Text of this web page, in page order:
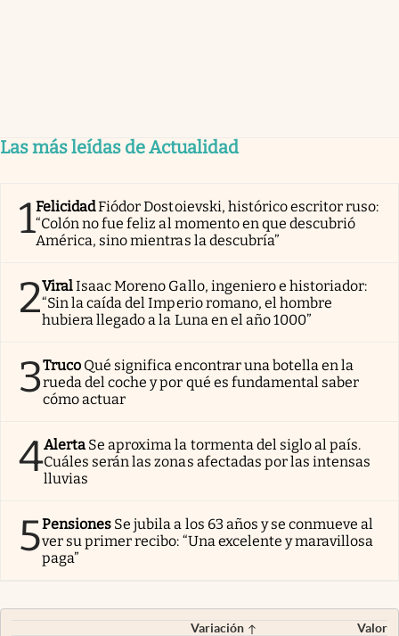
Las más leídas de Actualidad
1FelicidadFiódor Dostoievski, histórico escritor ruso:
“Colón no fue feliz al momento en que descubrió
América, sino mientras la descubría”
2ViralIsaac Moreno Gallo, ingeniero e historiador:
“Sin la caída del Imperio romano, el hombre
hubiera llegado a la Luna en el año 1000”
3Truco Qué significa encontrar una botella en la
rueda del coche y por qué es fundamental saber
cómo actuar
4Alerta Se aproxima la tormenta del siglo al país.
Cuáles serán las zonas afectadas por las intensas
lluvias
5Pensiones Se jubila a los 63 años y se conmueve al
ver su primer recibo: “Una excelente y maravillosa
paga”
Variación
Valor